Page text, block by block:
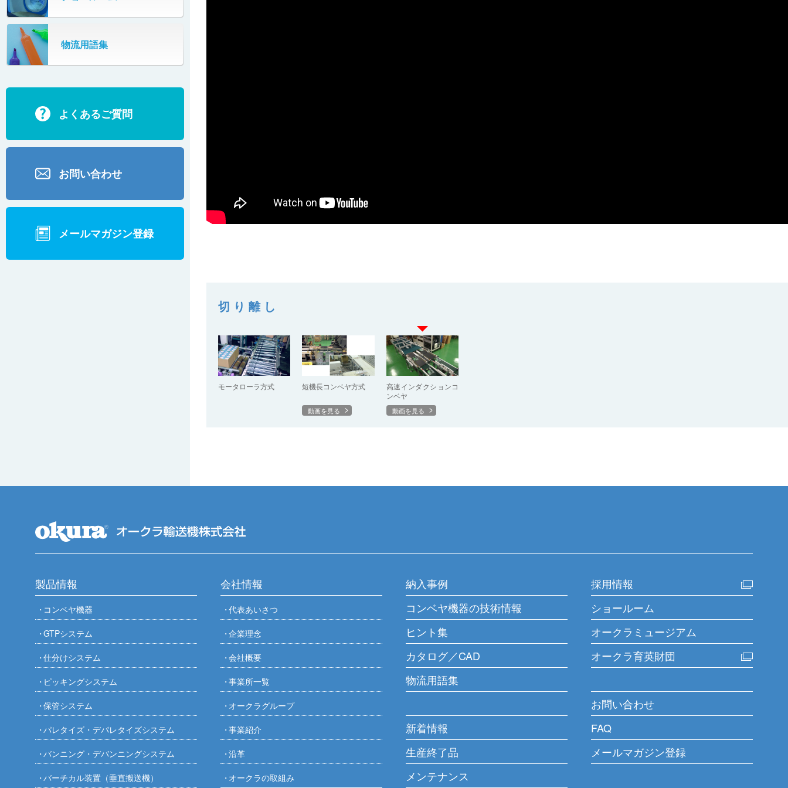
シッパーフタ装着装置
PPバンドカッター
超長機長プラスチックベルコン
食品検査用コンベヤ
荷姿矯正装置
シュート（バー仕様）
シュート（コロコンキャリヤー仕様）
ゴミ受けカバー
コンベヤカバー
物流用語集
よくあるご質問
お問い合わせ
メールマガジン登録
切り離し
モータローラ方式 短機長コンベヤ方式
動画を見る
高速インダクションコ
ンベヤ
動画を見る
製品情報
コンベヤ機器
GTPシステム
仕分けシステム
ピッキングシステム
保管システム
パレタイズ・デパレタイズシステム
バンニング・デバンニングシステム
バーチカル装置（垂直搬送機）
会社情報
代表あいさつ
企業理念
会社概要
事業所一覧
オークラグループ
事業紹介
沿革
オークラの取組み
納入事例
コンベヤ機器の技術情報
ヒント集
カタログ／CAD
物流用語集
新着情報
生産終了品
メンテナンス
採用情報
ショールーム
オークラミュージアム
オークラ育英財団
お問い合わせ
FAQ
メールマガジン登録